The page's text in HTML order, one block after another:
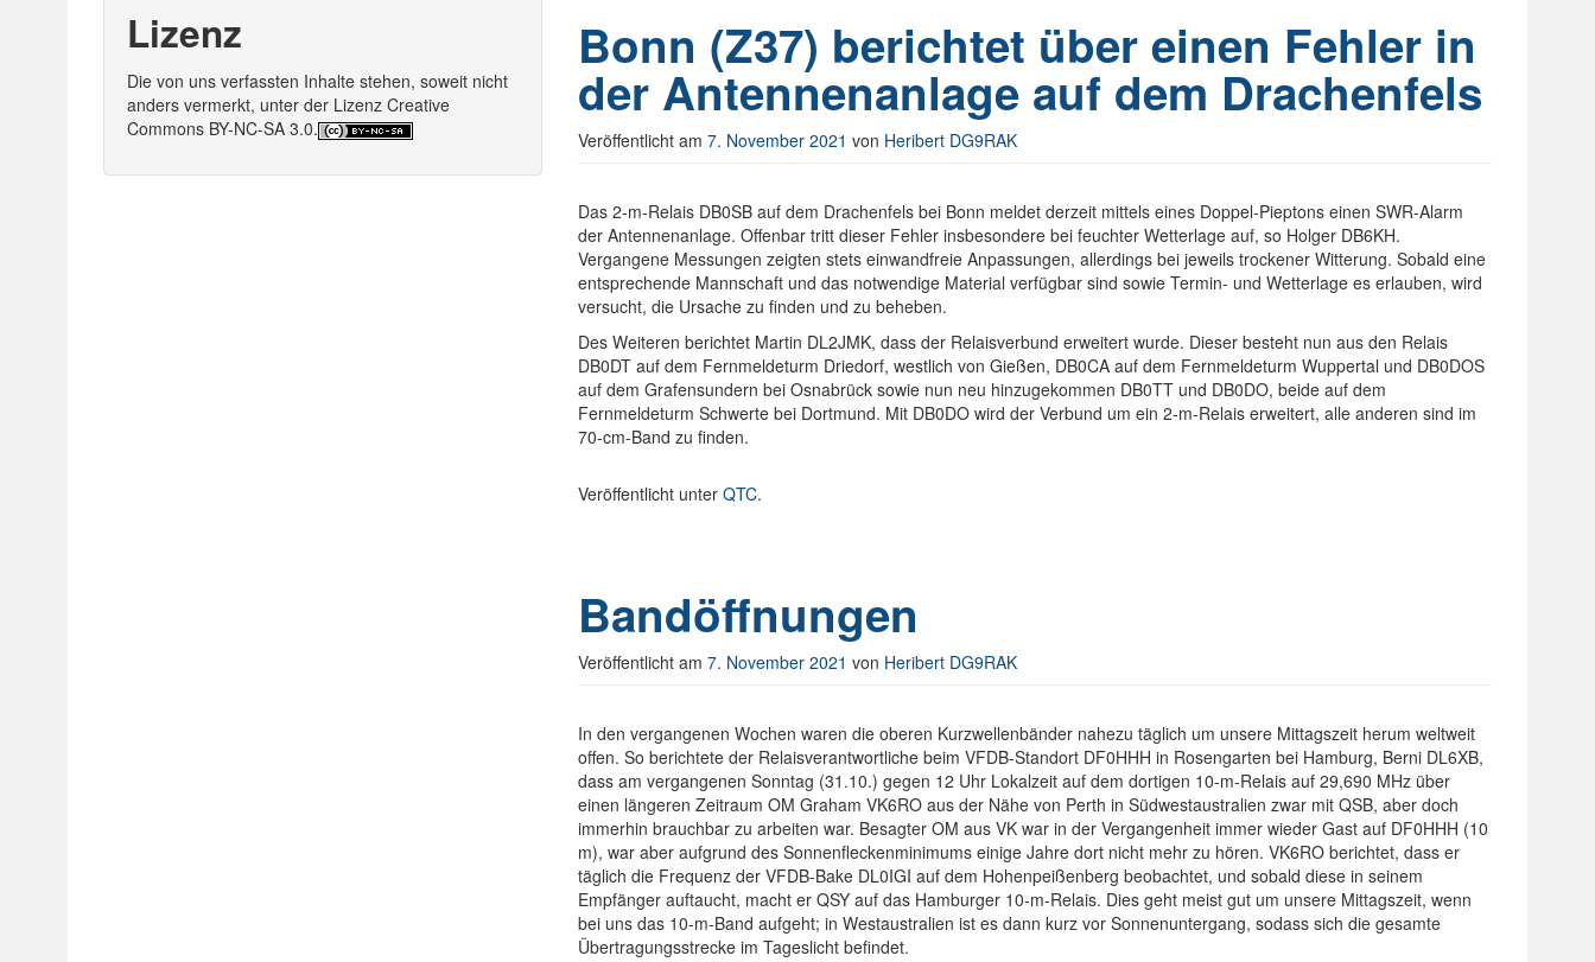
Bonn (Z37) berichtet über einen Fehler in
der Antennenanlage auf dem Drachenfels
Veröffentlicht am 7. November 2021 von Heribert DG9RAK
Das 2-m-Relais DB0SB auf dem Drachenfels bei Bonn meldet derzeit mittels eines Doppel-Pieptons einen SWR-Alarm
der Antennenanlage. Offenbar tritt dieser Fehler insbesondere bei feuchter Wetterlage auf, so Holger DB6KH.
Vergangene Messungen zeigten stets einwandfreie Anpassungen, allerdings bei jeweils trockener Witterung. Sobald eine
entsprechende Mannschaft und das notwendige Material verfügbar sind sowie Termin- und Wetterlage es erlauben, wird
versucht, die Ursache zu finden und zu beheben.
Des Weiteren berichtet Martin DL2JMK, dass der Relaisverbund erweitert wurde. Dieser besteht nun aus den Relais
DB0DT auf dem Fernmeldeturm Driedorf, westlich von Gießen, DB0CA auf dem Fernmeldeturm Wuppertal und DB0DOS
auf dem Grafensundern bei Osnabrück sowie nun neu hinzugekommen DB0TT und DB0DO, beide auf dem
Fernmeldeturm Schwerte bei Dortmund. Mit DB0DO wird der Verbund um ein 2-m-Relais erweitert, alle anderen sind im
70-cm-Band zu finden.
Veröffentlicht unter QTC.
Bandöffnungen
Veröffentlicht am 7. November 2021 von Heribert DG9RAK
In den vergangenen Wochen waren die oberen Kurzwellenbänder nahezu täglich um unsere Mittagszeit herum weltweit
offen. So berichtete der Relaisverantwortliche beim VFDB-Standort DF0HHH in Rosengarten bei Hamburg, Berni DL6XB,
dass am vergangenen Sonntag (31.10.) gegen 12 Uhr Lokalzeit auf dem dortigen 10-m-Relais auf 29,690 MHz über
einen längeren Zeitraum OM Graham VK6RO aus der Nähe von Perth in Südwestaustralien zwar mit QSB, aber doch
immerhin brauchbar zu arbeiten war. Besagter OM aus VK war in der Vergangenheit immer wieder Gast auf DF0HHH (10
m), war aber aufgrund des Sonnenfleckenminimums einige Jahre dort nicht mehr zu hören. VK6RO berichtet, dass er
täglich die Frequenz der VFDB-Bake DL0IGI auf dem Hohenpeißenberg beobachtet, und sobald diese in seinem
Empfänger auftaucht, macht er QSY auf das Hamburger 10-m-Relais. Dies geht meist gut um unsere Mittagszeit, wenn
bei uns das 10-m-Band aufgeht; in Westaustralien ist es dann kurz vor Sonnenuntergang, sodass sich die gesamte
Übertragungsstrecke im Tageslicht befindet.
Lizenz
Die von uns verfassten Inhalte stehen, soweit nicht
anders vermerkt, unter der Lizenz Creative
Commons BY-NC-SA 3.0.